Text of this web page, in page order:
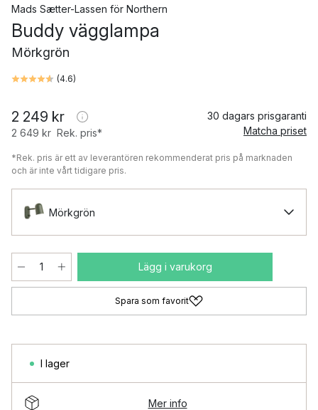
Mads Sætter-Lassen för Northern
Buddy vägglampa
Mörkgrön
(4.6)
2 249 kr
2 649 kr Rek. pris*
30 dagars prisgaranti
Matcha priset
*Rek. pris är ett av leverantören rekommenderat pris på marknaden
och är inte vårt tidigare pris.
Mörkgrön
Lägg i varukorg
Spara som favorit
I lager
Mer info